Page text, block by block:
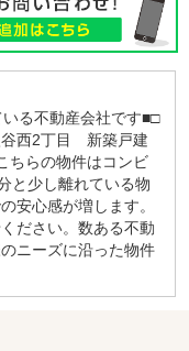
る不動産会社です■□
谷西2丁目 新築戸建
ちらの物件はコンビ
と少し離れている物
安心感が増します。
ださい。数ある不動
ニーズに沿った物件